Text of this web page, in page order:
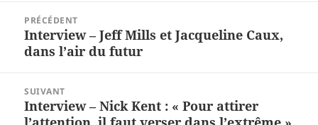
l’article
PRÉCÉDENT
Article
précédent :
Interview – Jeff Mills et Jacqueline Caux,
dans l’air du futur
SUIVANT
Article
Interview – Nick Kent : « Pour attirer